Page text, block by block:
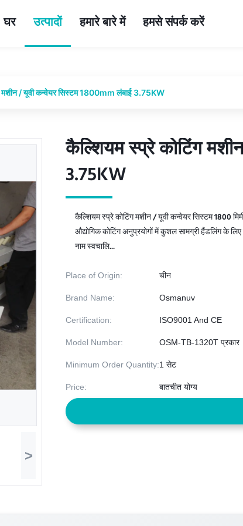
घर उत्पादों हमारे बारे में हमसे संपर्क करें
मशीन / यूवी कन्वेयर सिस्टम 1800mm लंबाई 3.75KW
>
कैल्शियम स्प्रे कोटिंग
3.75KW
कैल्शियम स्प्रे कोटिंग
3.75KW
कैल्शियम स्प्रे कोटिंग मशीन / यूवी कन्वेयर सिस्टम 1800
औद्योगिक कोटिंग अनुप्रयोगों में कुशल सामग्री हैंडलिंग के लिए
नाम स्वचालि...
Place of Origin: चीन
Brand Name: Osmanuv
Certification: ISO9001 And CE
Model Number: OSM-TB-1320T प्रकार
Minimum Order Quantity:1 सेट
Price: बातचीत योग्य